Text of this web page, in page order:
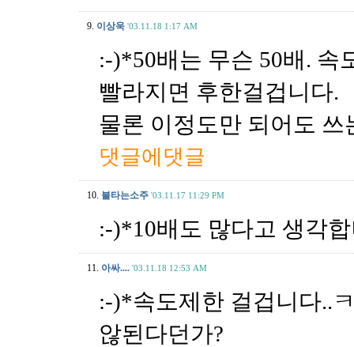
9. 이상욱 '03.11.18 1:17 AM
:-)*50배는 무슨 50배. 속
빨라지면 후한걸겁니다.
물론 이정도만 되어도
댓글에댓글
10. 불타는소주 '03.11.17 11:29 PM
:-)*10배도 많다고 생각
11. 아싸.... '03.11.18 12:53 AM
:-)*속도제한 걸겁니다..
않된다던가?